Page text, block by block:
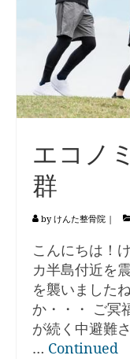
エコノ
群
byけんた整骨院 |
こんにちは！
カ半島付近を
を襲いました
か・・・ ご冥
が続く中避難
… Continued